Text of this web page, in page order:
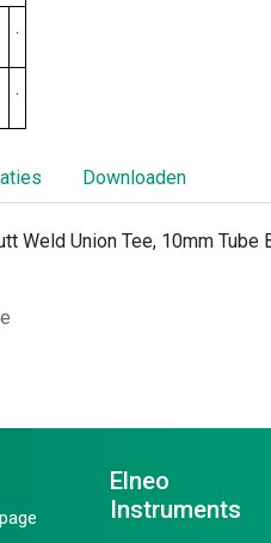
.
.
Downloaden
Weld Union Tee, 10mm Tube
Elneo
Instruments